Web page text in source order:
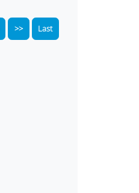
>> Last